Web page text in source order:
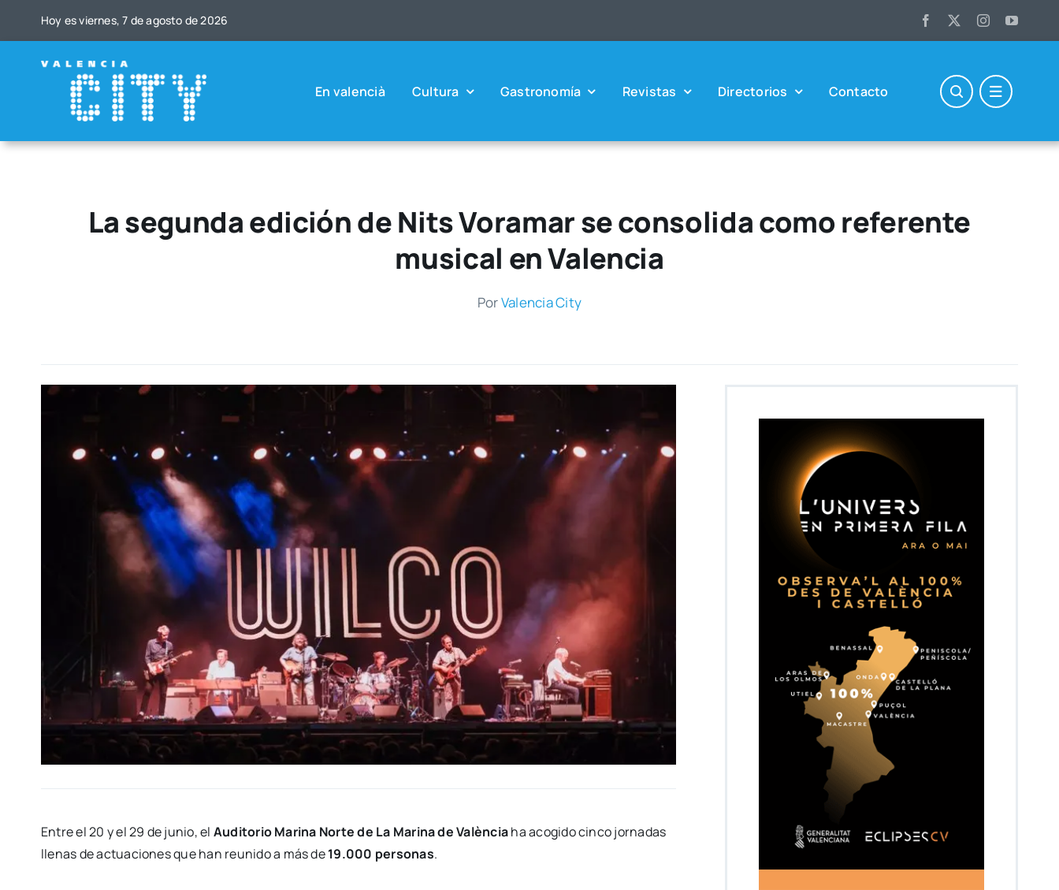
Hoy es vier­nes, 7 de agos­to de 2026
En valen­cià Cul­tu­ra Gas­tro­no­mía Revis­tas Direc­to­rios Con­tac­to
La segunda edición de Nits Voramar se consolida como referente
musical en Valencia
PorValen­cia City
Entre el 20 y el 29 de junio, el Audi­to­rio Mari­na Nor­te de La Mari­na de Valèn­ciaha aco­gi­do cin­co jor­na­das
lle­nas de actua­cio­nes que han reu­ni­do a más de19.000 per­so­nas.